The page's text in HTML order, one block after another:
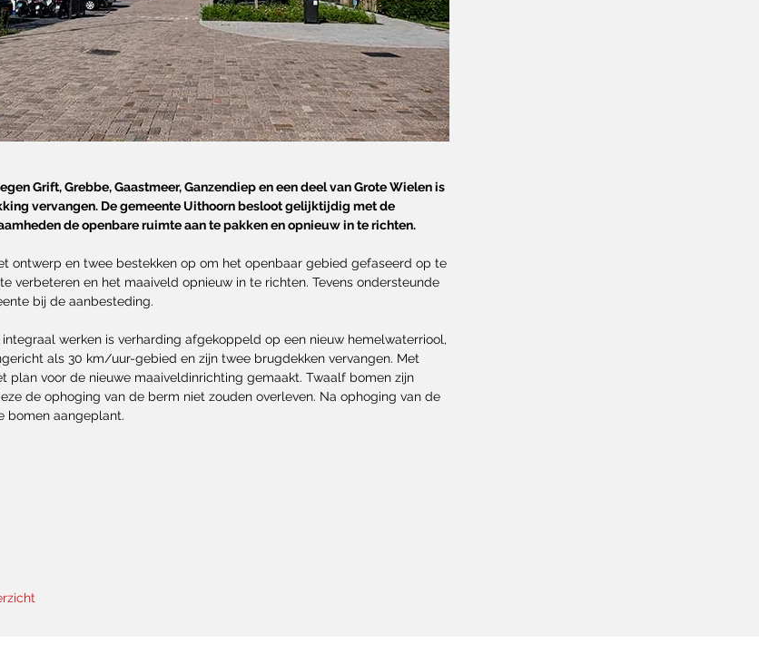
Grift, Grebbe, Gaastmeer, Ganzendiep en een deel van Grote Wielen is
vervangen. De gemeente Uithoorn besloot gelijktijdig met de
de openbare ruimte aan te pakken en opnieuw in te richten.
ontwerp en twee bestekken op om het openbaar gebied gefaseerd op te
verbeteren en het maaiveld opnieuw in te richten. Tevens ondersteunde
bij de aanbesteding.
integraal werken is verharding afgekoppeld op een nieuw hemelwaterriool,
als 30 km/uur-gebied en zijn twee brugdekken vervangen. Met
plan voor de nieuwe maaiveldinrichting gemaakt. Twaalf bomen zijn
de ophoging van de berm niet zouden overleven. Na ophoging van de
bomen aangeplant.